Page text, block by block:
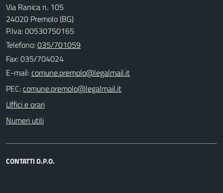
Via Ranica n. 105
24020 Premolo (BG)
P.Iva: 00530750165
Telefono:035/701059
Fax: 035/704024
E-mail:
PEC:
Uffici e orari
Numeri utili
CONTATTI D.P.O.